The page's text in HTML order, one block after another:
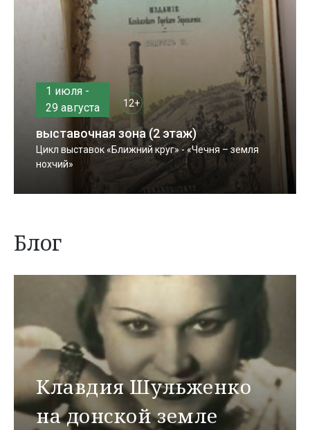
1 июля -
29 августа
12+
выставочная зона (2 этаж)
Цикл выставок «Ближний круг» - «Чечня – земля
нохчий»
Блог
Клавдия Шульженко
на донской земле